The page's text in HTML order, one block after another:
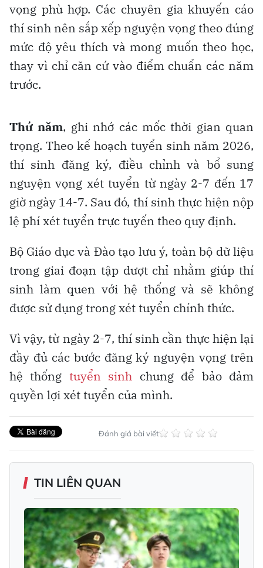
vọng phù hợp. Các chuyên gia khuyến cáo
thí sinh nên sắp xếp nguyện vọng theo đúng
mức độ yêu thích và mong muốn theo học,
thay vì chỉ căn cứ vào điểm chuẩn các năm
trước.
Thứ năm, ghi nhớ các mốc thời gian quan
trọng. Theo kế hoạch tuyển sinh năm 2026,
thí sinh đăng ký, điều chỉnh và bổ sung
nguyện vọng xét tuyển từ ngày 2-7 đến 17
giờ ngày 14-7. Sau đó, thí sinh thực hiện nộp
lệ phí xét tuyển trực tuyến theo quy định.
Bộ Giáo dục và Đào tạo lưu ý, toàn bộ dữ liệu
trong giai đoạn tập dượt chỉ nhằm giúp thí
sinh làm quen với hệ thống và sẽ không
được sử dụng trong xét tuyển chính thức.
Vì vậy, từ ngày 2-7, thí sinh cần thực hiện lại
đầy đủ các bước đăng ký nguyện vọng trên
hệ thống tuyển sinh chung để bảo đảm
quyền lợi xét tuyển của mình.
Đánh giá bài viết
TIN LIÊN QUAN